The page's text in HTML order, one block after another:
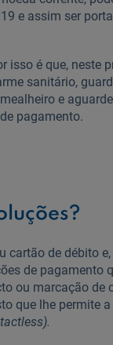
e assim ser
isso é que, neste
sanitário,
e
pagamento.
cartão de débito
de pagamento
ou marcação de
que lhe permite